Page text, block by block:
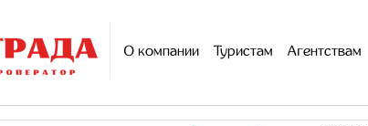
О компании Туристам Агентствам